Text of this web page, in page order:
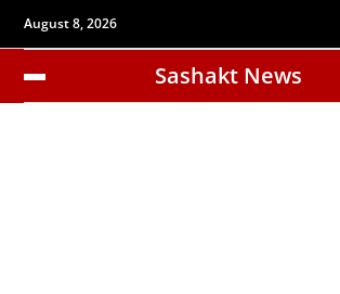
August 8, 2026
Sashakt News